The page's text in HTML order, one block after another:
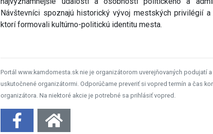
Návštevníci spoznajú historický vývoj mestských privilégií
ktorí formovali kultúrno-politickú identitu mesta.
Portál www.kamdomesta.sk nie je organizátorom uverejňovaných podujatí
uskutočnené organizátormi. Odporúčame preveriť si vopred termín a čas
organizátora. Na niektoré akcie je potrebné sa prihlásiť vopred.